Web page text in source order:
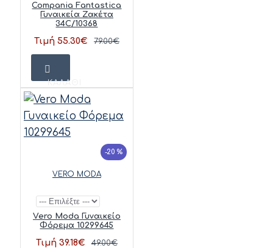
Compania Fantastica
Γυναικεία Ζακέτα
34C/10368
Τιμή 55.30€ 79.00€
ΚΑΛΆΘΙ
-20 %
VERO MODA
Vero Moda Γυναικείο
Φόρεμα 10299645
Τιμή 39.18€ 49.00€